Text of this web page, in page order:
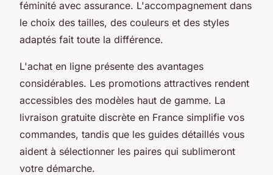
féminité avec assurance. L'accompagnement dans
le choix des tailles, des couleurs et des styles
adaptés fait toute la différence.
L'achat en ligne présente des avantages
considérables. Les promotions attractives rendent
accessibles des modèles haut de gamme. La
livraison gratuite discrète en France simplifie vos
commandes, tandis que les guides détaillés vous
aident à sélectionner les paires qui sublimeront
votre démarche.